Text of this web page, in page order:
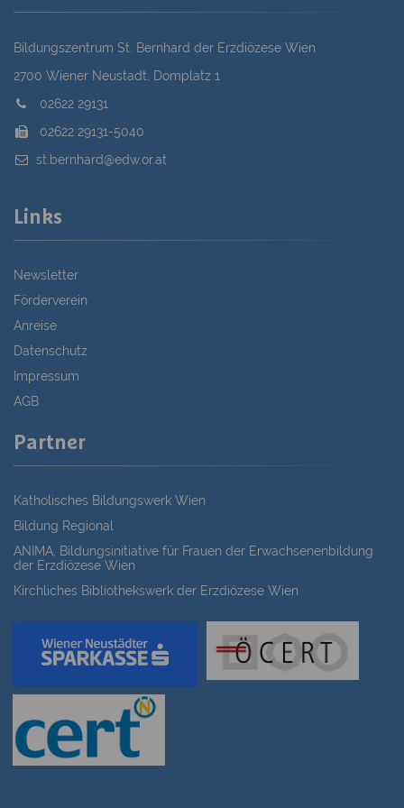
Bildungszentrum St. Bernhard der Erzdiözese Wien
2700 Wiener Neustadt, Domplatz 1
02622 29131
02622 29131-5040
st.bernhard@edw.or.at
Links
Newsletter
Förderverein
Anreise
Datenschutz
Impressum
AGB
Partner
Katholisches Bildungswerk Wien
Bildung Regional
ANIMA, Bildungsinitiative für Frauen der Erwachsenenbildung
der Erzdiözese Wien
Kirchliches Bibliothekswerk der Erzdiözese Wien